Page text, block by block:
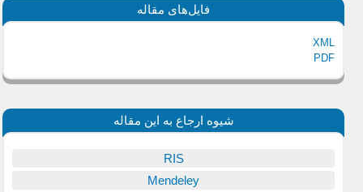
فایل‌های مقاله
XML
PDF
شیوه ارجاع به این مقاله
RIS
Mendeley